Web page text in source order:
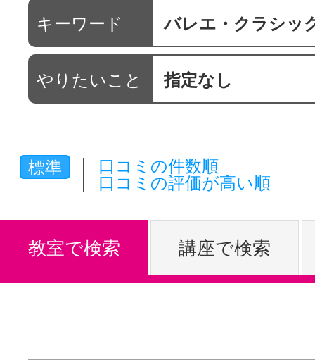
通信講座を
やりたいこ
特集をみる
キーワード バレエ・クラシッ
やりたいこと 指定なし
標準
口コミの件数順
口コミの評価が高い順
教室で検索 講座で検索